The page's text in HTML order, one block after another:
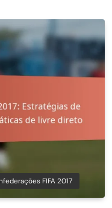
FIFA 2017